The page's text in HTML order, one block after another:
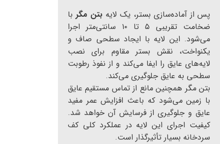
پس از آماده‌سازی بستر، یک لایه بتن مگر با
ضخامت تقریبی ۵ تا ۱۰ سانتی‌متر اجرا
می‌شود. این لایه با ایجاد سطحی صاف و
یکنواخت، نقش بستر مقاوم برای نصب
لایه‌های عایق را ایفا می‌کند و از نفوذ رطوبت
سطحی به عایق جلوگیری می‌کند.
بتن مگر همچنین مانع از تماس مستقیم عایق
با زمین می‌شود که باعث افزایش عمر مفید
عایق و جلوگیری از فرسایش آن خواهد شد.
کیفیت اجرای این لایه در عملکرد کلی کف
سردخانه بسیار تأثیرگذار است.